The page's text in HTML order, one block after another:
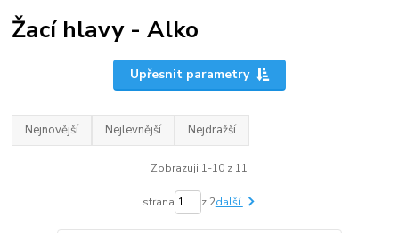
Žací hlavy - Alko
Upřesnit parametry
Nejnovější Nejlevnější Nejdražší
Zobrazuji 1-10 z 11
strana z 2další